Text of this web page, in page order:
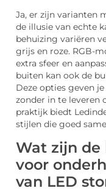
Ja, er zijn varianten
de illusie van echte
behuizing variëren
grijs en roze. RGB-
extra sfeer en
buiten kan ook de
Deze opties geven
zonder in te leveren
praktijk biedt
stijlen die goed
Wat zijn de
voor
van LED